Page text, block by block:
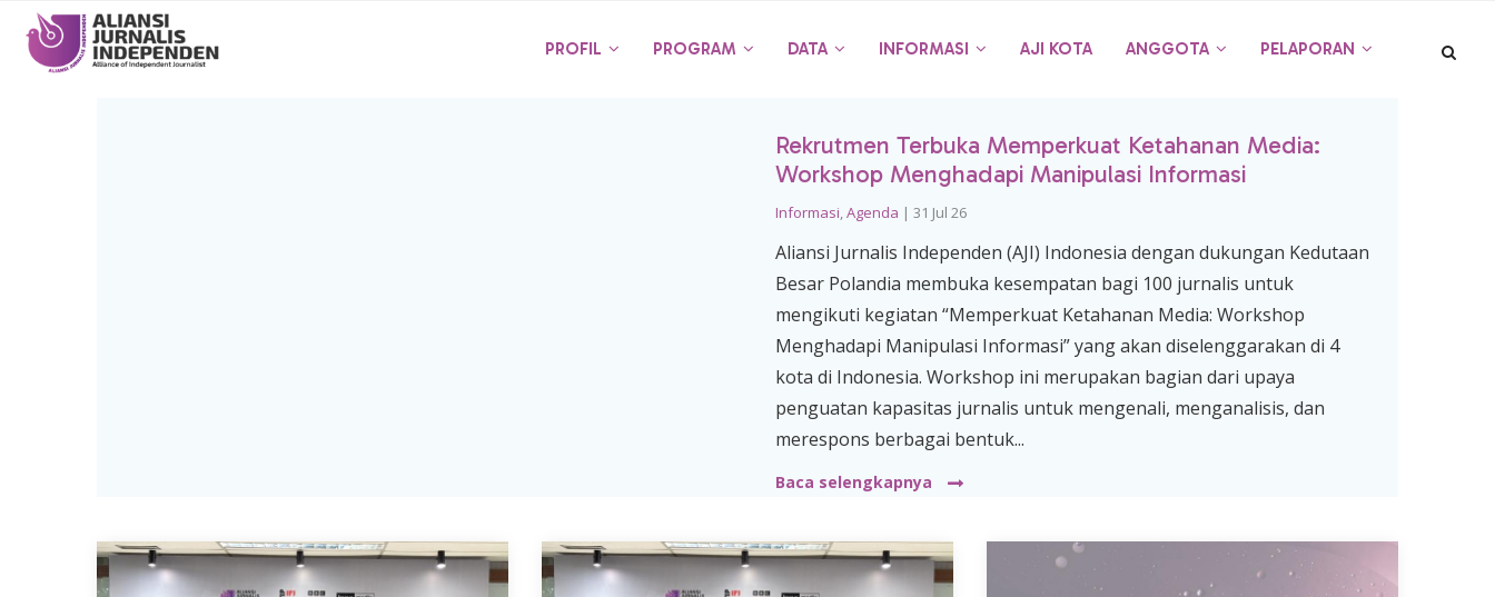
PROFIL PROGRAM DATA INFORMASI AJI KOTA ANGGOTA PELAPORAN
Rekrutmen Terbuka Memperkuat Ketahanan Media:
Workshop Menghadapi Manipulasi Informasi
Informasi,Agenda | 31 Jul 26
Aliansi Jurnalis Independen (AJI) Indonesia dengan dukungan Kedutaan
Besar Polandia membuka kesempatan bagi 100 jurnalis untuk
mengikuti kegiatan “Memperkuat Ketahanan Media: Workshop
Menghadapi Manipulasi Informasi” yang akan diselenggarakan di 4
kota di Indonesia. Workshop ini merupakan bagian dari upaya
penguatan kapasitas jurnalis untuk mengenali, menganalisis, dan
merespons berbagai bentuk...
Baca selengkapnya